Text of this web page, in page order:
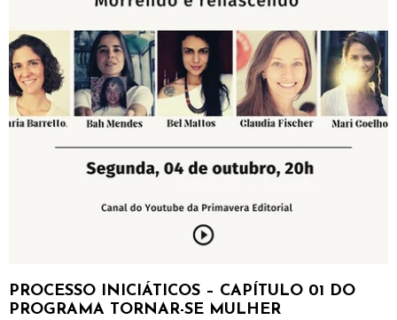
PROCESSO INICIÁTICOS – CAPÍTULO 01 DO
PROGRAMA TORNAR-SE MULHER